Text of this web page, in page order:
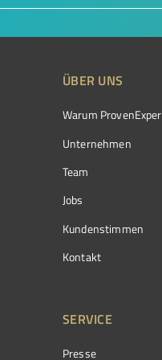
ÜBER UNS
Warum
Unternehmen
Team
Jobs
Kundenstimmen
Kontakt
SERVICE
Presse